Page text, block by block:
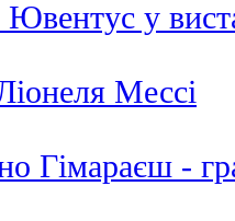
Ювентус у
Мессі
Гімараєш -